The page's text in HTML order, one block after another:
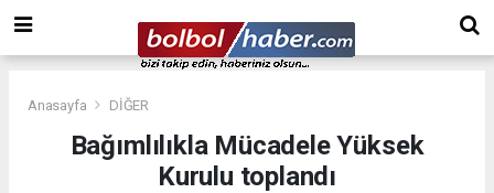
Anasayfa DİĞER
Bağımlılıkla Mücadele Yüksek
Kurulu toplandı